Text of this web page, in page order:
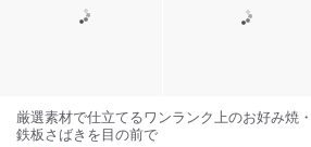
厳選素材で仕立てるワンランク上のお好み焼
鉄板さばきを目の前で